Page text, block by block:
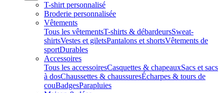
T-shirt personnalisé
Broderie personnalisée
Vêtements
Tous les vêtementsT-shirts & débardeursSweat-
shirtsVestes et giletsPantalons et shortsVêtements de
sportDurables
Accessoires
Tous les accessoiresCasquettes & chapeauxSacs et sacs
à dosChaussettes & chaussuresÉcharpes & tours de
couBadgesParapluies